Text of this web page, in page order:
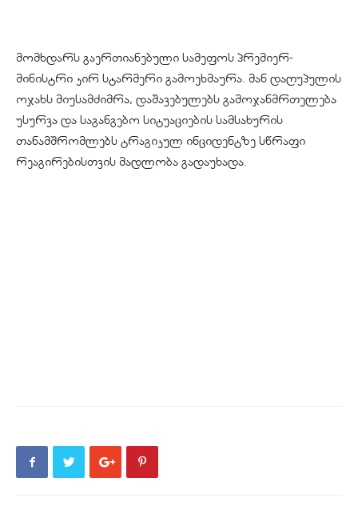
მომხდარს გაერთიანებული სამეფოს პრემიერ-
მინისტრი კირ სტარმერი გამოეხმაურა. მან დაღუპულის
ოჯახს მიუსამძიმრა, დაშავებულებს გამოჯანმრთელება
უსურვა და საგანგებო სიტუაციების სამსახურის
თანამშრომლებს ტრაგიკულ ინციდენტზე სწრაფი
რეაგირებისთვის მადლობა გადაუხადა.